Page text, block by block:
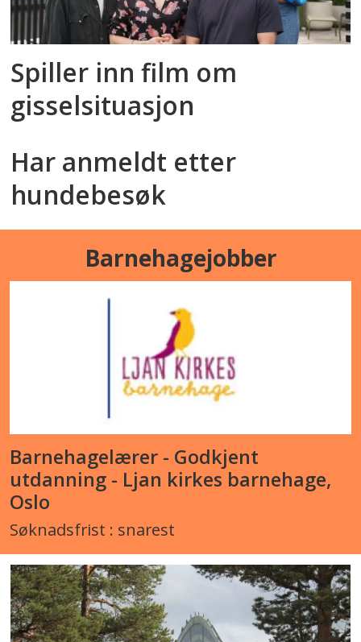
Spiller inn film om
gisselsituasjon
Har anmeldt etter
hundebesøk
Barnehagejobber
Barnehagelærer - Godkjent
utdanning - Ljan kirkes barnehage,
Oslo
Søknadsfrist : snarest